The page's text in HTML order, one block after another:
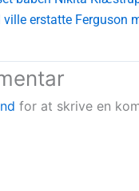
erstatte Ferguson
for at skrive en